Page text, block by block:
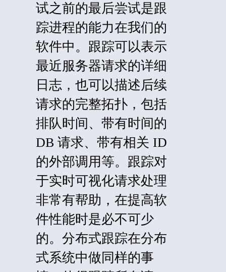
试之前的最后尝试是跟
踪进程的能力在我们的
软件中。跟踪可以表示
最近服务器请求的详细
日志，也可以描述后续
请求的完整拓扑，包括
排队时间、带有时间的
DB 请求、带有相关 ID
的外部调用等。跟踪对
于实时可视化请求处理
非常有帮助，在提高软
件性能时是必不可少
的。分布式跟踪在分布
式系统中做同样的事